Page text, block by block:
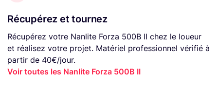
Récupérez et tournez
Récupérez votre Nanlite Forza 500B II chez le loueur
et réalisez votre projet. Matériel professionnel vérifié à
partir de 40€/jour.
Voir toutes les Nanlite Forza 500B II